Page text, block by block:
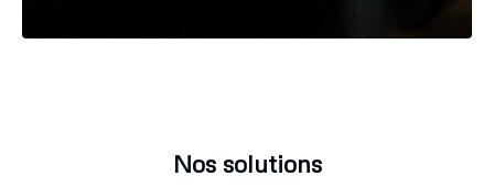
Nos solutions